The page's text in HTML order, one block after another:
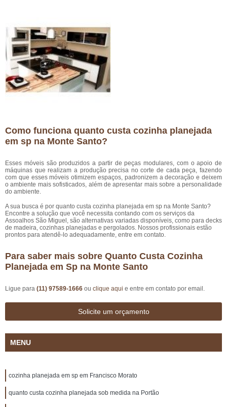
Como funciona quanto custa cozinha planejada
em sp na Monte Santo?
Esses móveis são produzidos a partir de peças modulares, com o apoio de
máquinas que realizam a produção precisa no corte de cada peça, fazendo
com que esses móveis otimizem espaços, padronizem a decoração e deixem
o ambiente mais sofisticados, além de apresentar mais sobre a personalidade
do ambiente.
A sua busca é por quanto custa cozinha planejada em sp na Monte Santo?
Encontre a solução que você necessita contando com os serviços da
Assoalhos São Miguel, são alternativas variadas disponíveis, como para decks
de madeira, cozinhas planejadas e pergolados. Nossos profissionais estão
prontos para atendê-lo adequadamente, entre em contato.
Para saber mais sobre Quanto Custa Cozinha
Planejada em Sp na Monte Santo
Ligue para (11) 97589-1666 ou clique aqui e entre em contato por email.
Solicite um orçamento
MENU
cozinha planejada em sp em Francisco Morato
quanto custa cozinha planejada sob medida na Portão